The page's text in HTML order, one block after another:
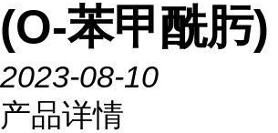
(O-苯甲酰肟)
2023-08-10
产品详情